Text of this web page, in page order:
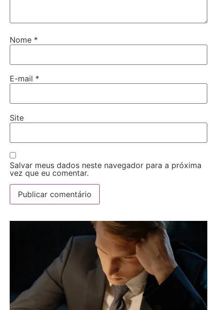
Nome *
E-mail *
Site
Salvar meus dados neste navegador para a próxima
vez que eu comentar.